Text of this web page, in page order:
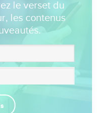
le verset du
les contenus